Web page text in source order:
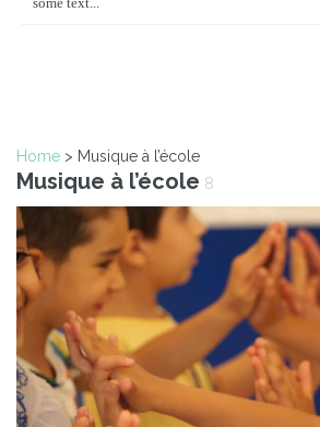
Home > Musique à l’école
Musique à l’école 8